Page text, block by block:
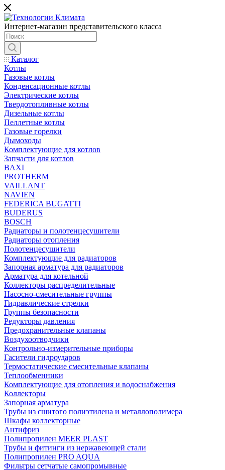
Интернет-магазин представительского класса
Каталог
Котлы
Газовые котлы
Конденсационные котлы
Электрические котлы
Твердотопливные котлы
Дизельные котлы
Пеллетные котлы
Газовые горелки
Дымоходы
Комплектующие для котлов
Запчасти для котлов
BAXI
PROTHERM
VAILLANT
NAVIEN
FEDERICA BUGATTI
BUDERUS
BOSCH
Радиаторы и полотенцесушители
Радиаторы отопления
Полотенцесушители
Комплектующие для радиаторов
Запорная арматура для радиаторов
Арматура для котельной
Коллекторы распределительные
Насосно-смесительные группы
Гидравлические стрелки
Группы безопасности
Редукторы давления
Предохранительные клапаны
Воздухоотводчики
Контрольно-измерительные приборы
Гасители гидроударов
Термостатические смесительные клапаны
Теплообменники
Комплектующие для отопления и водоснабжения
Коллекторы
Запорная арматура
Трубы из сшитого полиэтилена и металлополимера
Шкафы коллекторные
Антифриз
Полипропилен MEER PLAST
Трубы и фитинги из нержавеющей стали
Полипропилен PRO AQUA
Фильтры сетчатые самопромывные